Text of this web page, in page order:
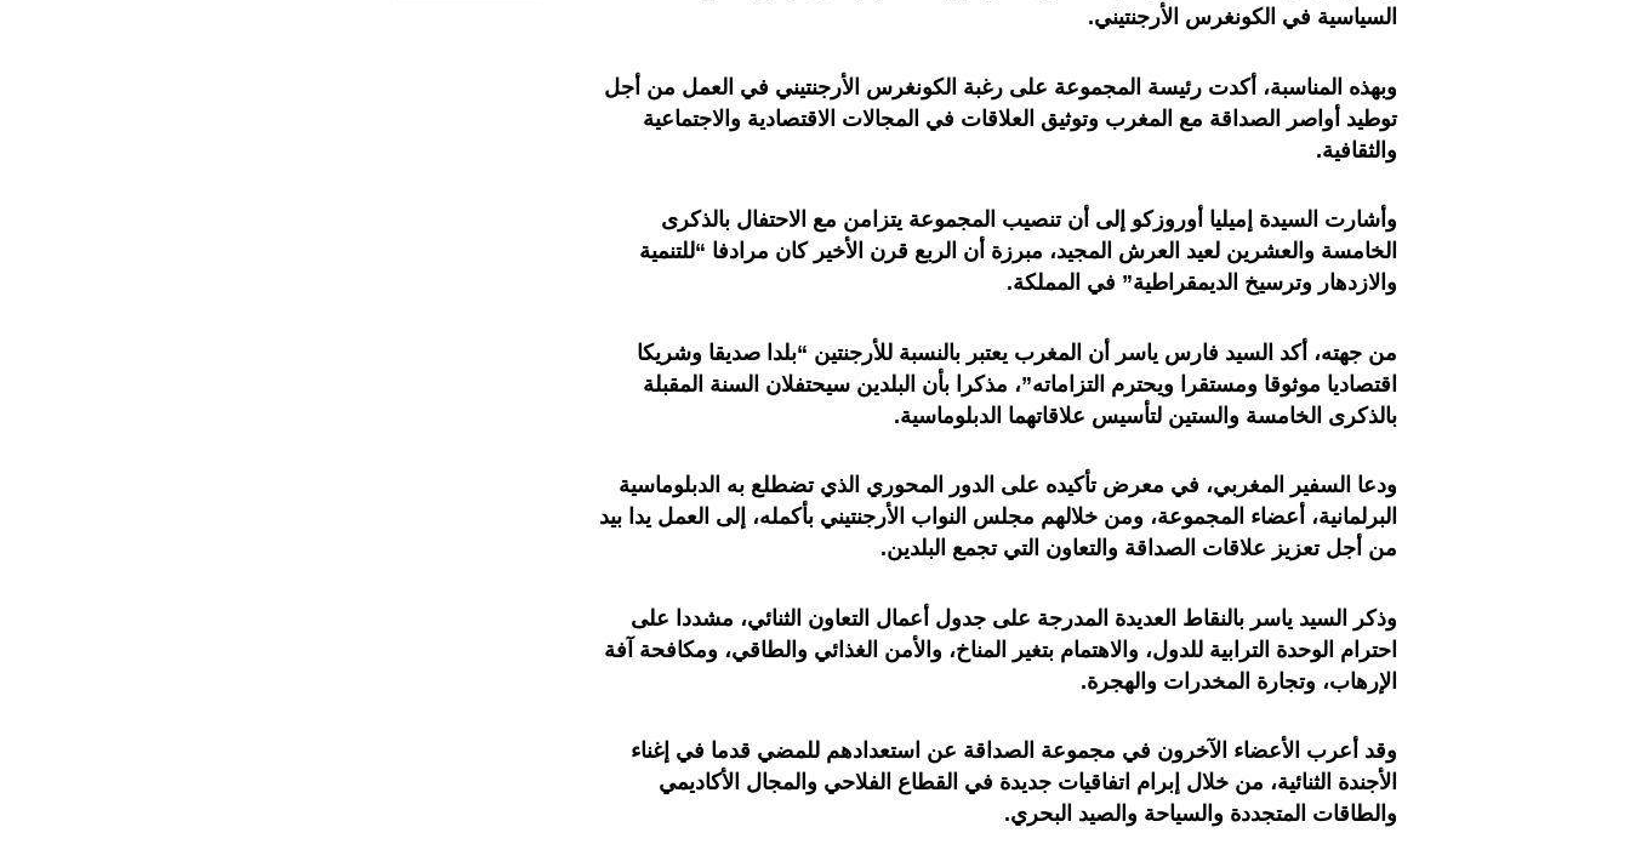
السياسية في الكونغرس الأرجنتيني.
وبهذه المناسبة، أكدت رئيسة المجموعة على رغبة الكونغرس الأرجنتيني في العمل من أجل
توطيد أواصر الصداقة مع المغرب وتوثيق العلاقات في المجالات الاقتصادية والاجتماعية
والثقافية.
وأشارت السيدة إميليا أوروزكو إلى أن تنصيب المجموعة يتزامن مع الاحتفال بالذكرى
الخامسة والعشرين لعيد العرش المجيد، مبرزة أن الربع قرن الأخير كان مرادفا “للتنمية
والازدهار وترسيخ الديمقراطية” في المملكة.
من جهته، أكد السيد فارس ياسر أن المغرب يعتبر بالنسبة للأرجنتين “بلدا صديقا وشريكا
اقتصاديا موثوقا ومستقرا ويحترم التزاماته”، مذكرا بأن البلدين سيحتفلان السنة المقبلة
بالذكرى الخامسة والستين لتأسيس علاقاتهما الدبلوماسية.
ودعا السفير المغربي، في معرض تأكيده على الدور المحوري الذي تضطلع به الدبلوماسية
البرلمانية، أعضاء المجموعة، ومن خلالهم مجلس النواب الأرجنتيني بأكمله، إلى العمل يدا بيد
من أجل تعزيز علاقات الصداقة والتعاون التي تجمع البلدين.
وذكر السيد ياسر بالنقاط العديدة المدرجة على جدول أعمال التعاون الثنائي، مشددا على
احترام الوحدة الترابية للدول، والاهتمام بتغير المناخ، والأمن الغذائي والطاقي، ومكافحة آفة
الإرهاب، وتجارة المخدرات والهجرة.
وقد أعرب الأعضاء الآخرون في مجموعة الصداقة عن استعدادهم للمضي قدما في إغناء
الأجندة الثنائية، من خلال إبرام اتفاقيات جديدة في القطاع الفلاحي والمجال الأكاديمي
والطاقات المتجددة والسياحة والصيد البحري.